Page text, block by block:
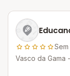
Vasco da Gama